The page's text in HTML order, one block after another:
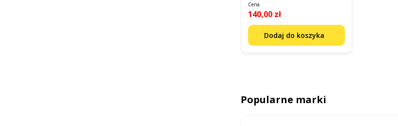
Cena
140,00 zł
Dodaj do koszyka
Popularne marki